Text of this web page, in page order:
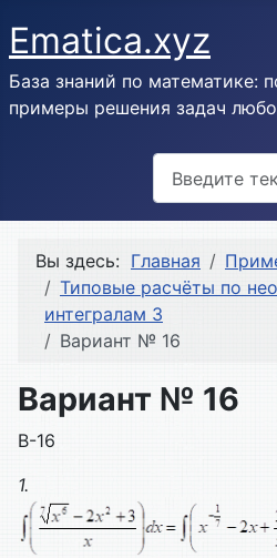
Ematica.xyz
База знаний по математике:
примеры решения задач
Вы здесь: Главная
Типовые расчёты по
интегралам 3
Вариант № 16
Вариант № 16
В-16
1.